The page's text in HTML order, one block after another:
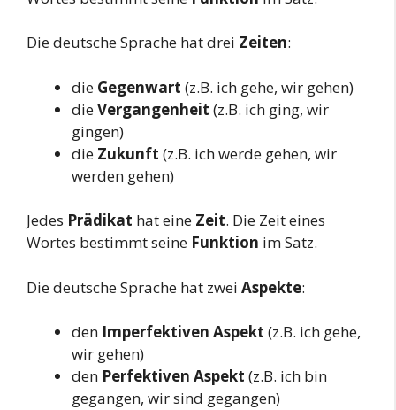
Die deutsche Sprache hat drei Zeiten:
die Gegenwart (z.B. ich gehe, wir gehen)
dieVergangenheit (z.B. ich ging, wir
gingen)
die Zukunft (z.B. ich werde gehen, wir
werden gehen)
Jedes Prädikat hat eine Zeit. Die Zeit eines
Wortes bestimmt seine Funktion im Satz.
Die deutsche Sprache hat zwei Aspekte:
den Imperfektiven Aspekt (z.B. ich gehe,
wir gehen)
den Perfektiven Aspekt (z.B. ich bin
gegangen, wir sind gegangen)